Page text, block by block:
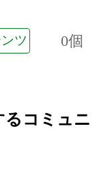
ツ 0個
るコミュニ